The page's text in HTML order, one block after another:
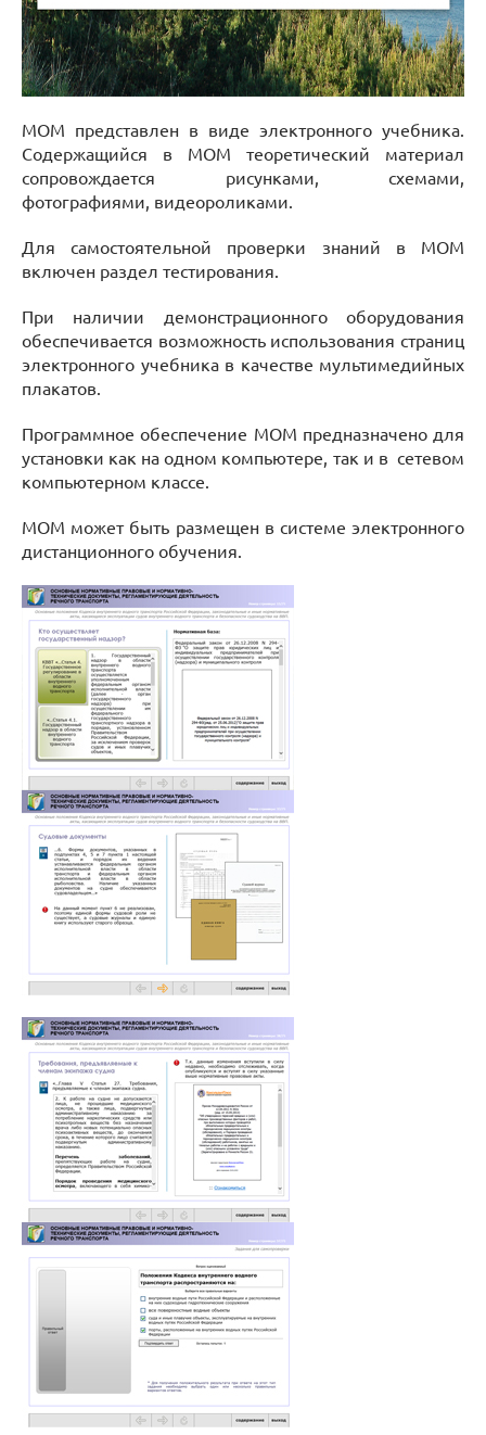
МОМ представлен в виде электронного учебника.
Содержащийся в МОМ теоретический материал
сопровождается рисунками, схемами,
фотографиями, видеороликами.
Для самостоятельной проверки знаний в МОМ
включен раздел тестирования.
При наличии демонстрационного оборудования
обеспечивается возможность использования страниц
электронного учебника в качестве мультимедийных
плакатов.
Программное обеспечение МОМ предназначено для
установки как на одном компьютере, так и в сетевом
компьютерном классе.
МОМ может быть размещен в системе электронного
дистанционного обучения.